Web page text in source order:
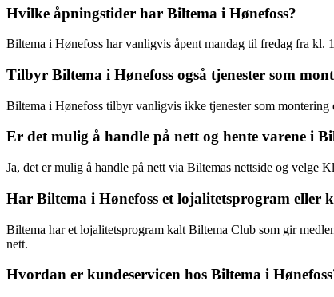
Hvilke åpningstider har Biltema i Hønefoss?
Biltema i Hønefoss har vanligvis åpent mandag til fredag fra kl.
Tilbyr Biltema i Hønefoss også tjenester som
Biltema i Hønefoss tilbyr vanligvis ikke tjenester som
Er det mulig å handle på nett og hente varene i
Ja, det er mulig å handle på nett via Biltemas nettside og
Har Biltema i Hønefoss et lojalitetsprogram eller
Biltema har et lojalitetsprogram kalt Biltema Club som gir
nett.
Hvordan er kundeservicen hos Biltema i